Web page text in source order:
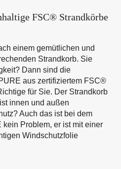
FSC® Strandkörbe
einem gemütlichen und
Strandkorb. Sie
Dann sind die
aus zertifiziertem FSC®
für Sie. Der Strandkorb
innen und außen
Auch das ist bei dem
kein Problem, er ist mit einer
Windschutzfolie